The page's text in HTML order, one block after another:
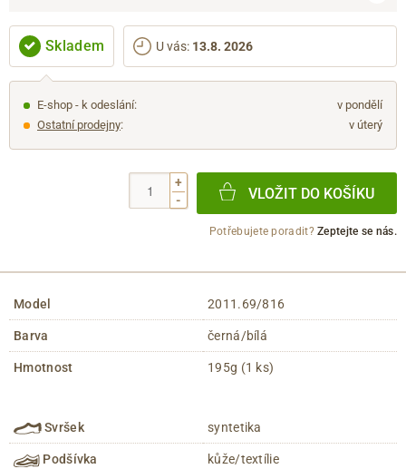
Skladem U vás: 13.8. 2026
E-shop - k odeslání:
v pondělí
Ostatní prodejny: v úterý
+
-
VLOŽIT DO KOŠÍKU
Potřebujete poradit?Zeptejte se nás.
Model 2011.69/816
Barva černá/bílá
Hmotnost 195g (1 ks)
Svršek syntetika
Podšívka kůže/textílie